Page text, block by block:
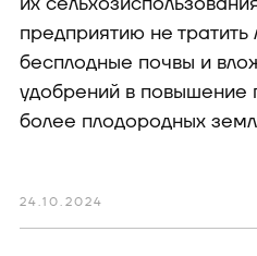
предприятию не
бесплодные почвы и
удобрений в повышение
более плодородных
24.10.2024